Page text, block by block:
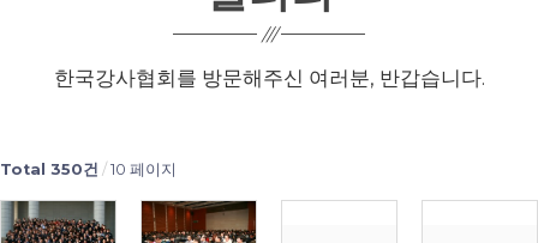
한국강사협회를 방문해주신 여러분, 반갑습니다.
Total 350건 10 페이지